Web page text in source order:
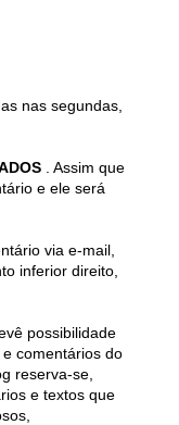
nas segundas,
. Assim que
e ele será
via e-mail,
inferior direito,
possibilidade
comentários do
reserva-se,
e textos que